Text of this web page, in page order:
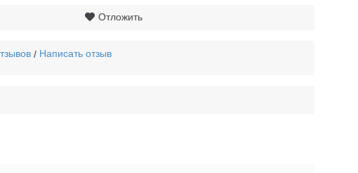
Отложить
/ Написать отзыв